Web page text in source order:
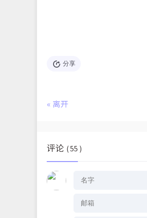
分享
« 离开
评论 ( 55 )